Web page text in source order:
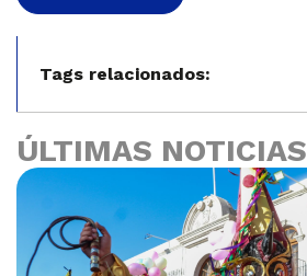
Tags relacionados:
ÚLTIMAS NOTICIAS